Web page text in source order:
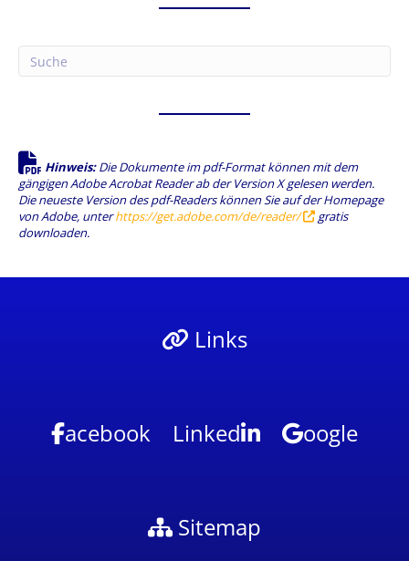
Hinweis:Die Dokumente im pdf-Format können mit dem
gängigen Adobe Acrobat Reader ab der Version X gelesen werden.
Die neueste Version des pdf-Readers können Sie auf der Homepage
von Adobe, unterhttps://get.adobe.com/de/reader/
gratis
downloaden.
Links
acebook Linked oogle
Sitemap